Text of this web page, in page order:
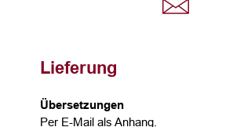
Lieferung
Übersetzungen
Per E-Mail als Anhang.